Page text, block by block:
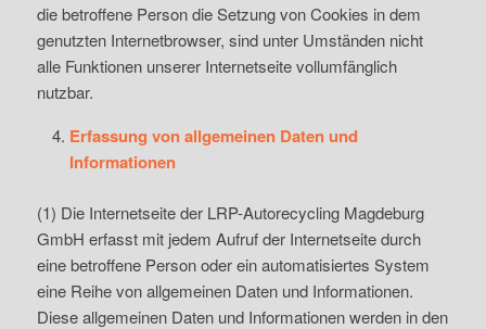
die betroffene Person die Setzung von Cookies in dem
genutzten Internetbrowser, sind unter Umständen nicht
alle Funktionen unserer Internetseite vollumfänglich
nutzbar.
Erfassung von allgemeinen Daten und
Informationen
(1) Die Internetseite der LRP-Autorecycling Magdeburg
GmbH erfasst mit jedem Aufruf der Internetseite durch
eine betroffene Person oder ein automatisiertes System
eine Reihe von allgemeinen Daten und Informationen.
Diese allgemeinen Daten und Informationen werden in den